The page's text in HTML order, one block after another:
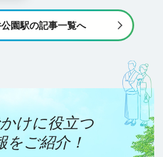
園駅の記事一覧へ
けに役立つ
をご紹介！